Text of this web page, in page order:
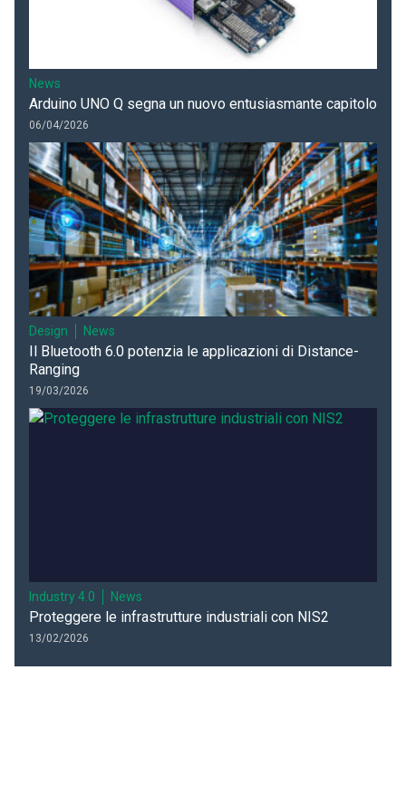
News
Arduino UNO Q segna un nuovo entusiasmante capitolo
06/04/2026
Design News
Il Bluetooth 6.0 potenzia le applicazioni di Distance-
Ranging
19/03/2026
Industry 4.0 News
Proteggere le infrastrutture industriali con NIS2
13/02/2026